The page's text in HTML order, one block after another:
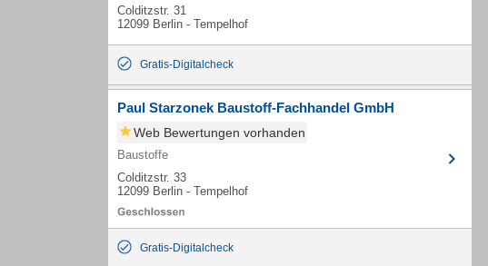
Colditzstr. 31
12099 Berlin - Tempelhof
Gratis-Digitalcheck
Paul Starzonek Baustoff-Fachhandel GmbH
Web Bewertungen vorhanden
Baustoffe
Colditzstr. 33
12099 Berlin - Tempelhof
Gratis-Digitalcheck